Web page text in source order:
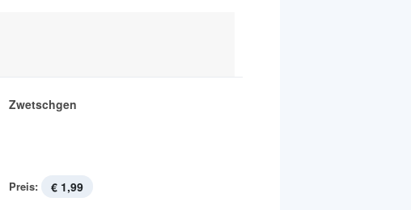
Zwetschgen
Preis: € 1,99